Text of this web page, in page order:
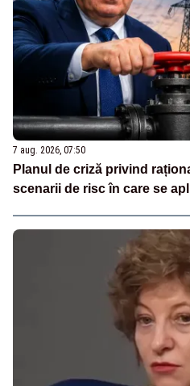
7 aug. 2026, 07:50
Planul de criză privind
scenarii de risc în care se